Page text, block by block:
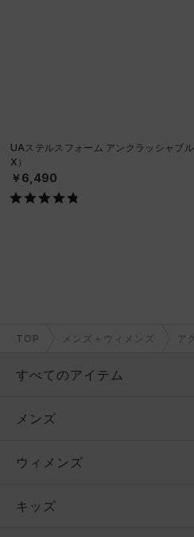
UAステルスフォーム アンクラッシャブ
X）
￥6,490
TOP メンズ＋ウィメンズ ア
すべてのアイテム
メンズ
ウィメンズ
キッズ
メンズ
トップス
ボトムス
ウィメンズ
トップス
キッズ